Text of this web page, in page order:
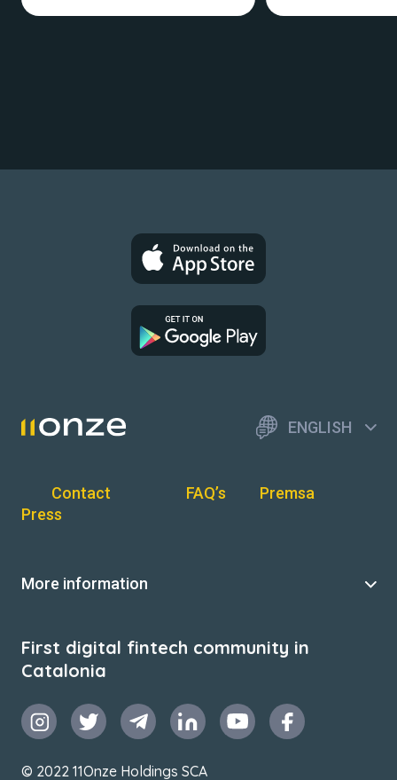
ENGLISH
Contact FAQ’s
Premsa
Press
More information
First digital fintech community in
Catalonia
© 2022 11Onze Holdings SCA